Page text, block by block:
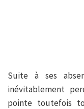
Suite à ses
inévitablement
pointe toutefois